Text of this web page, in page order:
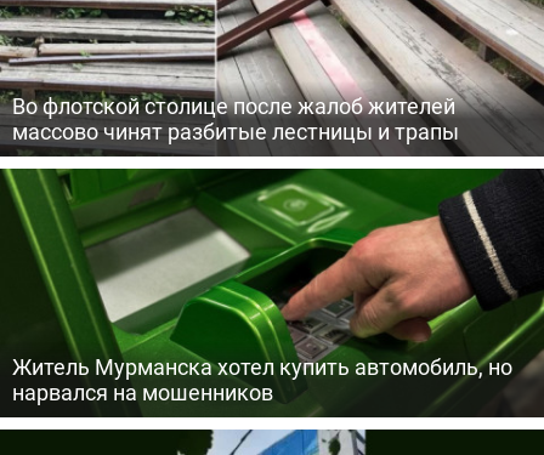
Во флотской столице после жалоб жителей
массово чинят разбитые лестницы и трапы
Житель Мурманска хотел купить автомобиль, но
нарвался на мошенников